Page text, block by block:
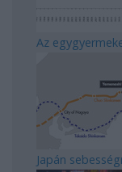
Az
Japán